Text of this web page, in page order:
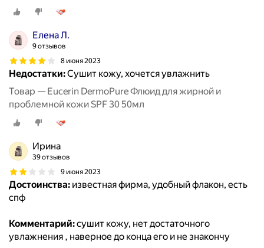
Елена Л.
9 отзывов
8 июня 2023
Недостатки:Сушит кожу, хочется увлажнить
Товар — Eucerin DermoPure Флюид для жирной и
проблемной кожи SPF 30 50мл
Ирина
39 отзывов
9 июня 2023
Достоинства: известная фирма, удобный флакон, есть
спф
Комментарий:сушит кожу, нет достаточного
увлажнения , наверное до конца его и не знакончу